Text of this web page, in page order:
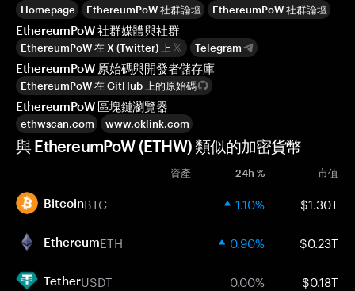
Homepage EthereumPoW 社群論壇 EthereumPoW 社群論壇
EthereumPoW 社群媒體與社群
EthereumPoW 在 X (Twitter) 上 Telegram
EthereumPoW 原始碼與開發者儲存庫
EthereumPoW 在 GitHub 上的原始碼
EthereumPoW 區塊鏈瀏覽器
ethwscan.com www.oklink.com
與 EthereumPoW (ETHW) 類似的加密貨幣
資產 24h % 市值
BitcoinBTC 1.10% $1.30T
EthereumETH 0.90% $0.23T
TetherUSDT 0.00% $0.18T